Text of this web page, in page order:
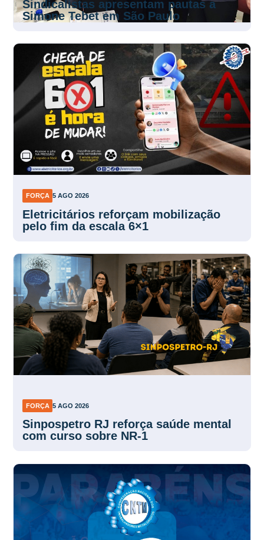
Sindicalistas apresentam pautas a
Simone Tebet em São Paulo
FORÇA 5 AGO 2026
Eletricitários reforçam mobilização
pelo fim da escala 6×1
FORÇA 5 AGO 2026
Sinpospetro RJ reforça saúde mental
com curso sobre NR-1